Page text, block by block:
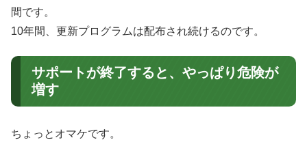
間です。
10年間、更新プログラムは配布され続けるのです。
サポートが終了すると、やっぱり危険が
増す
ちょっとオマケです。